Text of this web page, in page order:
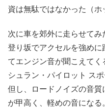
資は無駄ではなかった（ホ
次に車を郊外に走らせてみ
登り坂でアクセルを強め
てエンジン音が聞こえてく
シュラン・パイロット ス
但し、ロードノイズの音
が甲高く、軽めの音になる